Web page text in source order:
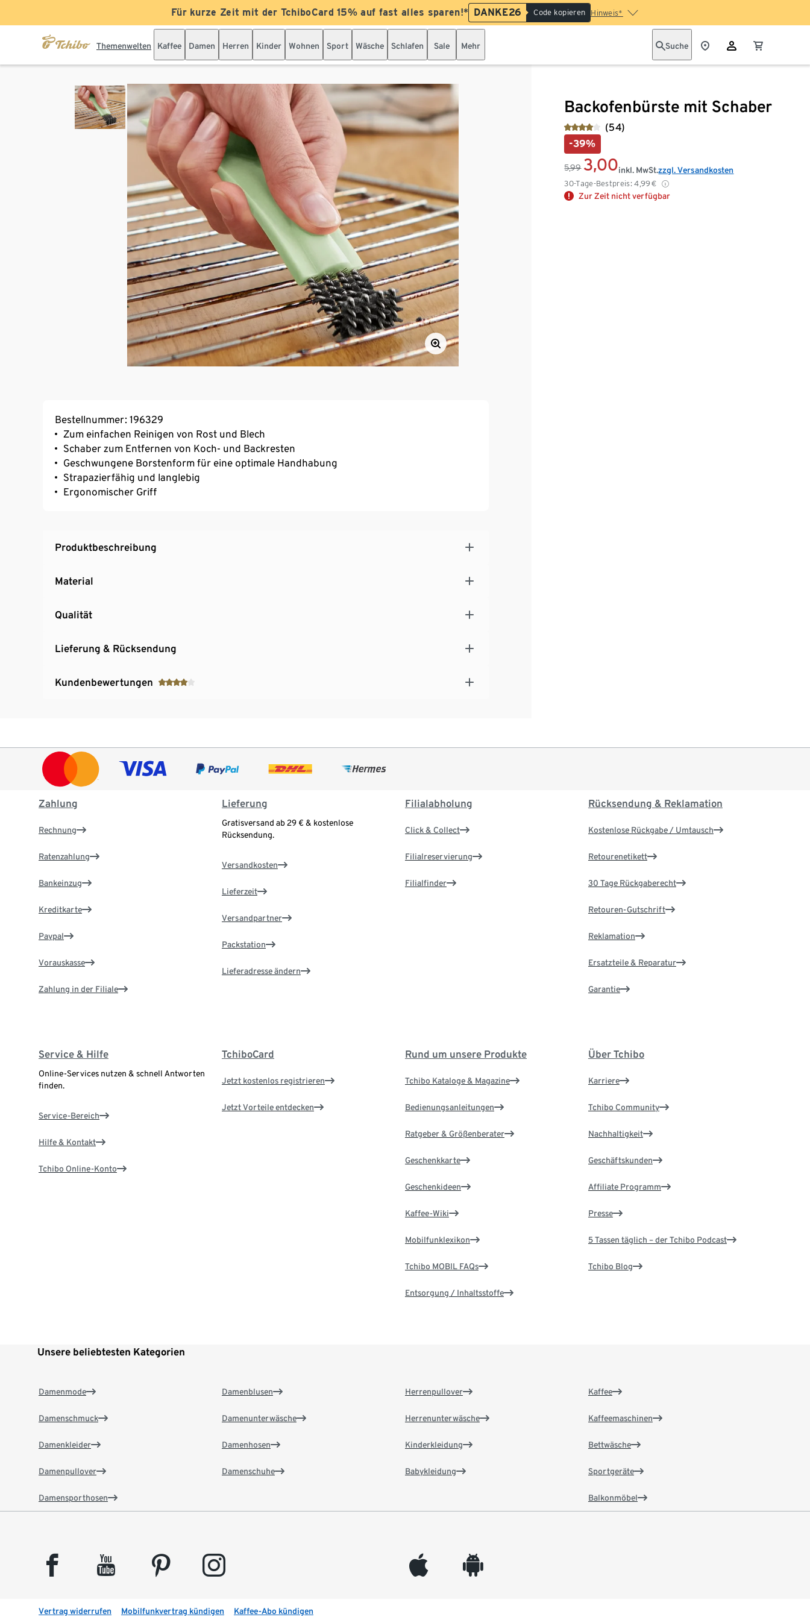
Für kurze Zeit mit der TchiboCard 15% auf fast alles sparen!* DANKE26 Code kopieren Hinweis*
Themenwelten Kaffee Damen Herren Kinder Wohnen Sport Wäsche Schlafen Sale Mehr Suche
Backofenbürste mit Schaber
(54)
-39%
5,99 3,00
30-Tage-Bestpreis: 4,99€
inkl. MwSt.zzgl. Versandkosten
Zur Zeit nicht verfügbar
Bestellnummer: 196329
Zum einfachen Reinigen von Rost und Blech
Schaber zum Entfernen von Koch- und Backresten
Geschwungene Borstenform für eine optimale Handhabung
Strapazierfähig und langlebig
Ergonomischer Griff
Produktbeschreibung
Material
Qualität
Lieferung & Rücksendung
Kundenbewertungen
Zahlung
Rechnung
Ratenzahlung
Bankeinzug
Kreditkarte
Paypal
Vorauskasse
Zahlung in der Filiale
Lieferung
Gratisversand ab 29 € & kostenlose
Rücksendung.
Versandkosten
Lieferzeit
Versandpartner
Packstation
Lieferadresse ändern
Filialabholung
Click & Collect
Filialreservierung
Filialfinder
Rücksendung & Reklamation
Kostenlose Rückgabe / Umtausch
Retourenetikett
30 Tage Rückgaberecht
Retouren-Gutschrift
Reklamation
Ersatzteile & Reparatur
Garantie
Service & Hilfe
Online-Services nutzen & schnell Antworten
finden.
Service-Bereich
Hilfe & Kontakt
Tchibo Online-Konto
TchiboCard
Jetzt kostenlos registrieren
Jetzt Vorteile entdecken
Rund um unsere Produkte
Tchibo Kataloge & Magazine
Bedienungsanleitungen
Ratgeber & Größenberater
Geschenkkarte
Geschenkideen
Kaffee-Wiki
Mobilfunklexikon
Tchibo MOBIL FAQs
Entsorgung / Inhaltsstoffe
Über Tchibo
Karriere
Tchibo Community
Nachhaltigkeit
Geschäftskunden
Affiliate Programm
Presse
5 Tassen täglich – der Tchibo Podcast
Tchibo Blog
Unsere beliebtesten Kategorien
Damenmode
Damenschmuck
Damenkleider
Damenpullover
Damensporthosen
Damenblusen
Damenunterwäsche
Damenhosen
Damenschuhe
Herrenpullover
Herrenunterwäsche
Kinderkleidung
Babykleidung
Kaffee
Kaffeemaschinen
Bettwäsche
Sportgeräte
Balkonmöbel
facebook youtube pinterest instagram appleinc android
Vertrag widerrufen Mobilfunkvertrag kündigen Kaffee-Abo kündigen